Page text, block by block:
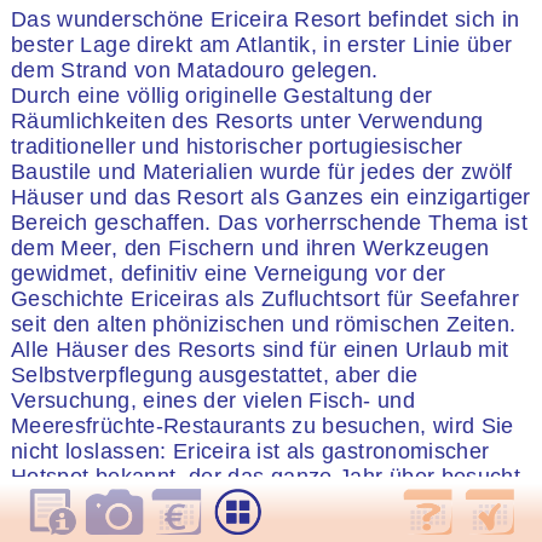
Das wunderschöne Ericeira Resort befindet sich in
bester Lage direkt am Atlantik, in erster Linie über
dem Strand von Matadouro gelegen.
Durch eine völlig originelle Gestaltung der
Räumlichkeiten des Resorts unter Verwendung
traditioneller und historischer portugiesischer
Baustile und Materialien wurde für jedes der zwölf
Häuser und das Resort als Ganzes ein einzigartiger
Bereich geschaffen. Das vorherrschende Thema ist
dem Meer, den Fischern und ihren Werkzeugen
gewidmet, definitiv eine Verneigung vor der
Geschichte Ericeiras als Zufluchtsort für Seefahrer
seit den alten phönizischen und römischen Zeiten.
Alle Häuser des Resorts sind für einen Urlaub mit
Selbstverpflegung ausgestattet, aber die
Versuchung, eines der vielen Fisch- und
Meeresfrüchte-Restaurants zu besuchen, wird Sie
nicht loslassen: Ericeira ist als gastronomischer
Hotspot bekannt, der das ganze Jahr über besucht
wird und von den Einwohnern Lissabons sehr
geschätzt wird, die gerne an die Küste fahren, um